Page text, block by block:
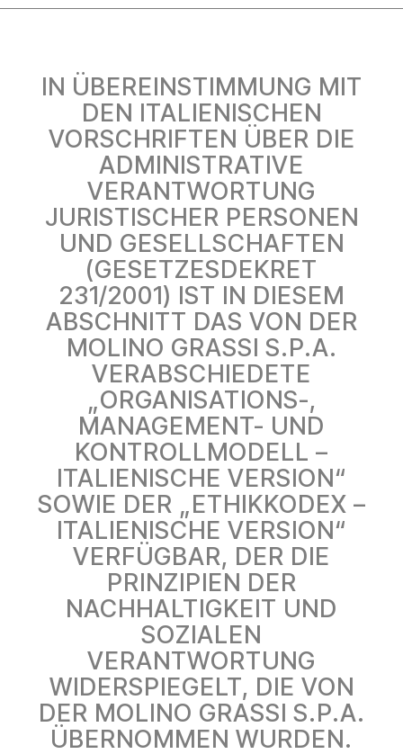
IN ÜBEREINSTIMMUNG MIT
DEN ITALIENISCHEN
VORSCHRIFTEN ÜBER DIE
ADMINISTRATIVE
VERANTWORTUNG
JURISTISCHER PERSONEN
UND GESELLSCHAFTEN
(GESETZESDEKRET
231/2001) IST IN DIESEM
ABSCHNITT DAS VON DER
MOLINO GRASSI S.P.A.
VERABSCHIEDETE
„ORGANISATIONS-,
MANAGEMENT- UND
KONTROLLMODELL –
ITALIENISCHE VERSION“
SOWIE DER „ETHIKKODEX –
ITALIENISCHE VERSION“
VERFÜGBAR, DER DIE
PRINZIPIEN DER
NACHHALTIGKEIT UND
SOZIALEN
VERANTWORTUNG
WIDERSPIEGELT, DIE VON
DER MOLINO GRASSI S.P.A.
ÜBERNOMMEN WURDEN.